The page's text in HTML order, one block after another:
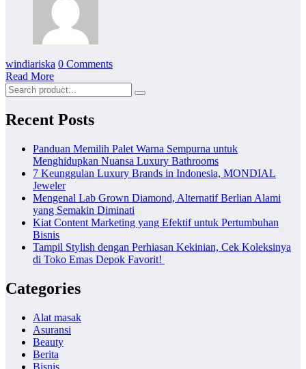
windiariska 0 Comments
Read More
Recent Posts
Panduan Memilih Palet Warna Sempurna untuk
Menghidupkan Nuansa Luxury Bathrooms
7 Keunggulan Luxury Brands in Indonesia, MONDIAL
Jeweler
Mengenal Lab Grown Diamond, Alternatif Berlian Alami
yang Semakin Diminati
Kiat Content Marketing yang Efektif untuk Pertumbuhan
Bisnis
Tampil Stylish dengan Perhiasan Kekinian, Cek Koleksinya
di Toko Emas Depok Favorit!
Categories
Alat masak
Asuransi
Beauty
Berita
Bisnis